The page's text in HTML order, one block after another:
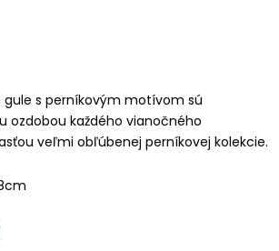
gule s perníkovým motívom sú
ozdobou každého vianočného
veľmi obľúbenej perníkovej kolekcie.